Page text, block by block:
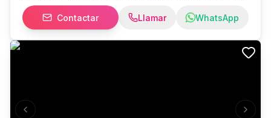
mm Precio fijo Incluye envio a la mayor parte del país
MAYOR INFO inbox o WhatsApp
Contactar Llamar WhatsApp
Previous slide Next